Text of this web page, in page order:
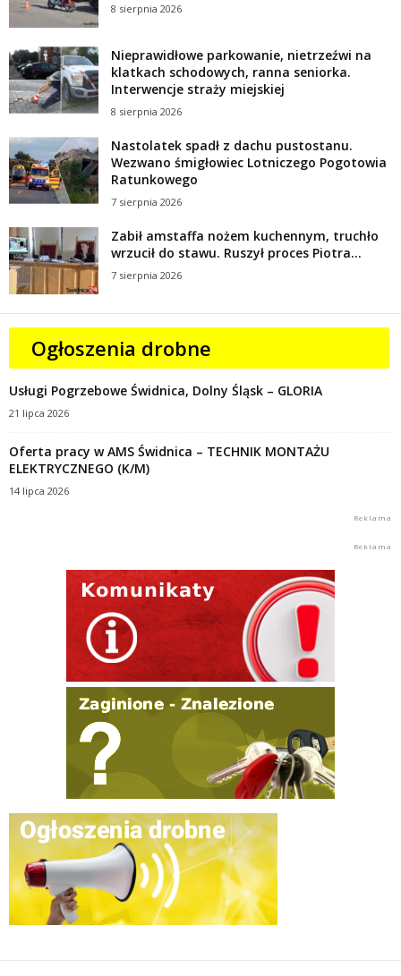
8 sierpnia 2026
Nieprawidłowe parkowanie, nietrzeźwi na
klatkach schodowych, ranna seniorka.
Interwencje straży miejskiej
8 sierpnia 2026
Nastolatek spadł z dachu pustostanu.
Wezwano śmigłowiec Lotniczego Pogotowia
Ratunkowego
7 sierpnia 2026
Zabił amstaffa nożem kuchennym, truchło
wrzucił do stawu. Ruszył proces Piotra...
7 sierpnia 2026
Ogłoszenia drobne
Usługi Pogrzebowe Świdnica, Dolny Śląsk – GLORIA
21 lipca 2026
Oferta pracy w AMS Świdnica – TECHNIK MONTAŻU
ELEKTRYCZNEGO (K/M)
14 lipca 2026